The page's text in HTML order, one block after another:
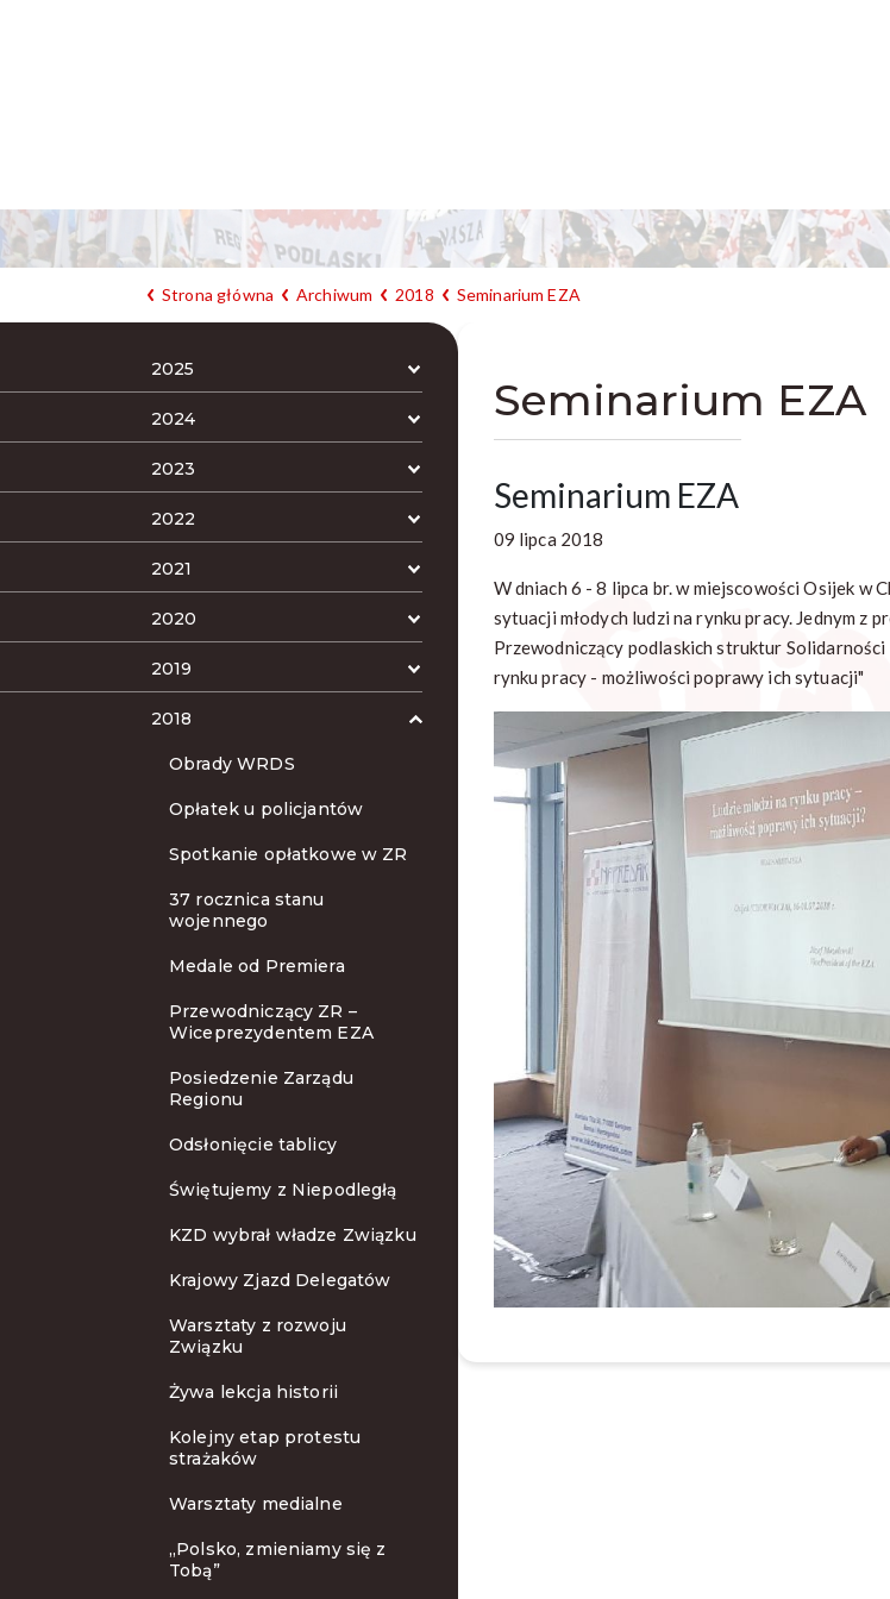
Strona główna Archiwum 2018 Seminarium EZA
2025
2024
2023
2022
2021
2020
2019
2018
Obrady WRDS
Opłatek u policjantów
Spotkanie opłatkowe w ZR
37 rocznica stanu
wojennego
Medale od Premiera
Przewodniczący ZR –
Wiceprezydentem EZA
Posiedzenie Zarządu
Regionu
Odsłonięcie tablicy
Świętujemy z Niepodległą
KZD wybrał władze Związku
Krajowy Zjazd Delegatów
Warsztaty z rozwoju
Związku
Żywa lekcja historii
Kolejny etap protestu
strażaków
Warsztaty medialne
„Polsko, zmieniamy się z
Tobą”
Seminarium EZA
Seminarium EZA
09 lipca 2018
W dniach 6 - 8 lipca br. w miejscowości Osijek w
sytuacji młodych ludzi na rynku pracy. Jednym z
Przewodniczący podlaskich struktur
rynku pracy - możliwości poprawy ich sytuacji"